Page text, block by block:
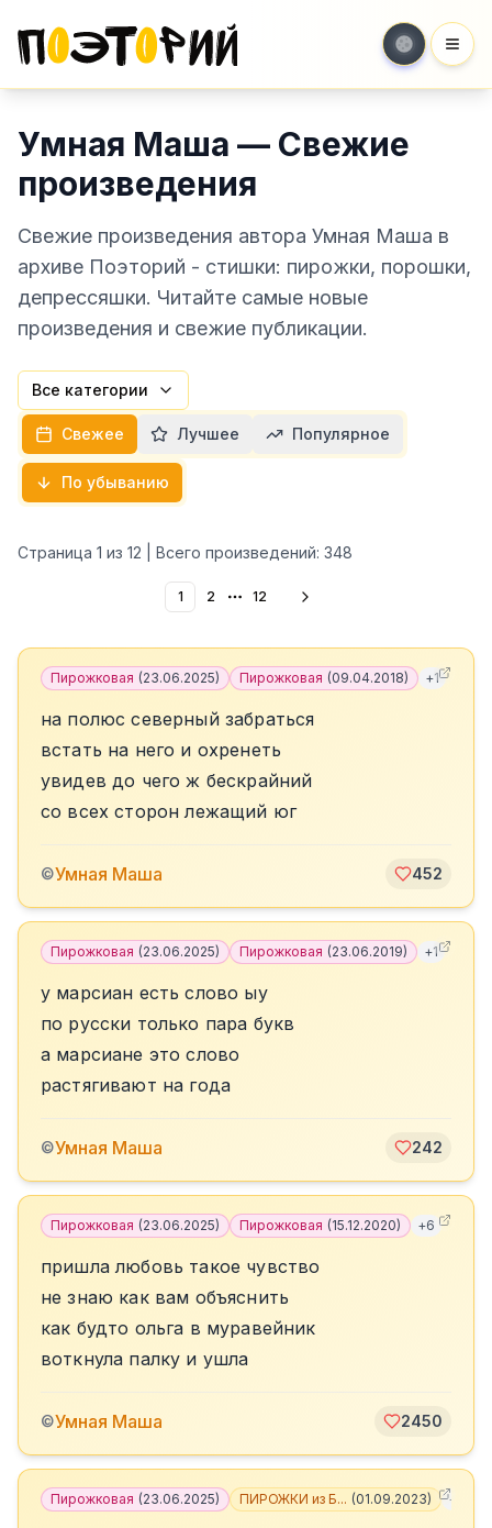
Умная Маша — Свежие
произведения
Свежие произведения автора Умная Маша в
архиве Поэторий - стишки: пирожки, порошки,
депрессяшки. Читайте самые новые
произведения и свежие публикации.
Все категории
Свежее Лучшее Популярное
По убыванию
Страница 1 из 12 | Всего произведений: 348
1 2 More pages
12
Пирожковая (23.06.2025) Пирожковая (09.04.2018) +1
на полюс северный забраться
встать на него и охренеть
увидев до чего ж бескрайний
со всех сторон лежащий юг
©Умная Маша 452
Пирожковая (23.06.2025) Пирожковая (23.06.2019) +1
у марсиан есть слово ыу
по русски только пара букв
а марсиане это слово
растягивают на года
©Умная Маша 242
Пирожковая (23.06.2025) Пирожковая (15.12.2020) +6
пришла любовь такое чувство
не знаю как вам объяснить
как будто ольга в муравейник
воткнула палку и ушла
©Умная Маша 2450
Пирожковая (23.06.2025) ПИРОЖКИ из Б... (01.09.2023) +